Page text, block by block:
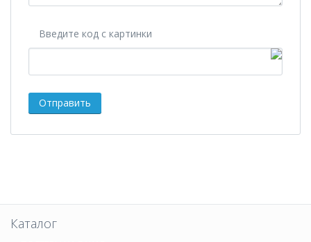
Введите код с картинки
Каталог